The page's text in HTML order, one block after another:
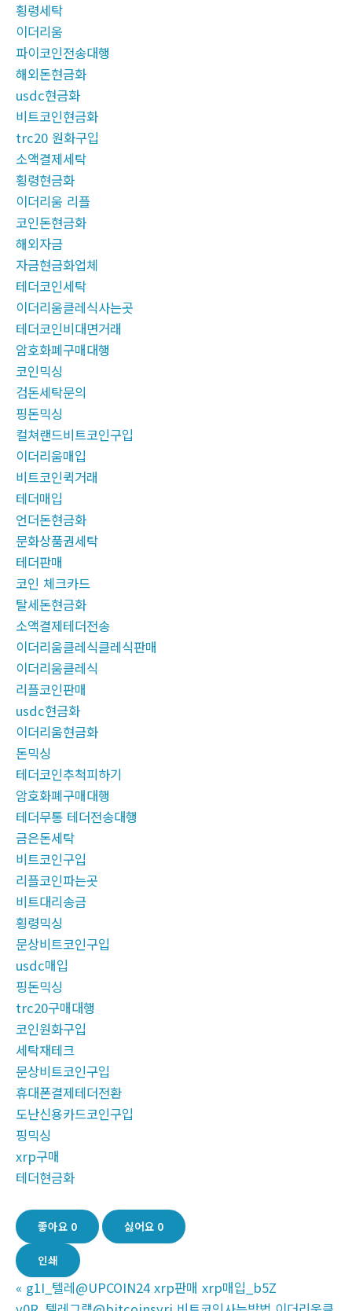
횡령세탁
이더리움
파이코인전송대행
해외돈현금화
usdc현금화
비트코인현금화
trc20 원화구입
소액결제세탁
횡령현금화
이더리움 리플
코인돈현금화
해외자금
자금현금화업체
테더코인세탁
이더리움클레식사는곳
테더코인비대면거래
암호화폐구매대행
코인믹싱
검돈세탁문의
핑돈믹싱
컬쳐랜드비트코인구입
이더리움매입
비트코인퀵거래
테더매입
언더돈현금화
문화상품권세탁
테더판매
코인 체크카드
탈세돈현금화
소액결제테더전송
이더리움클레식클레식판매
이더리움클레식
리플코인판매
usdc현금화
이더리움현금화
돈믹싱
테더코인추척피하기
암호화폐구매대행
테더무통 테더전송대행
금은돈세탁
비트코인구입
리플코인파는곳
비트대리송금
횡령믹싱
문상비트코인구입
usdc매입
핑돈믹싱
trc20구매대행
코인원화구입
세탁재테크
문상비트코인구입
휴대폰결제테더전환
도난신용카드코인구입
핑믹싱
xrp구매
테더현금화
좋아요 0 싫어요 0
인쇄
« g1I_텔레@UPCOIN24 xrp판매 xrp매입_b5Z